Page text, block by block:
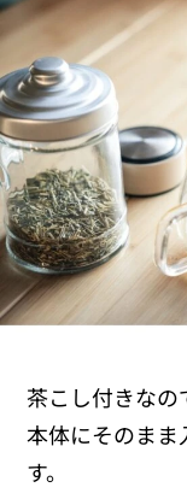
茶こし付きな
本体にそのまま
す。